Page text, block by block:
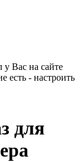
у Вас на сайте
есть - настроить
для